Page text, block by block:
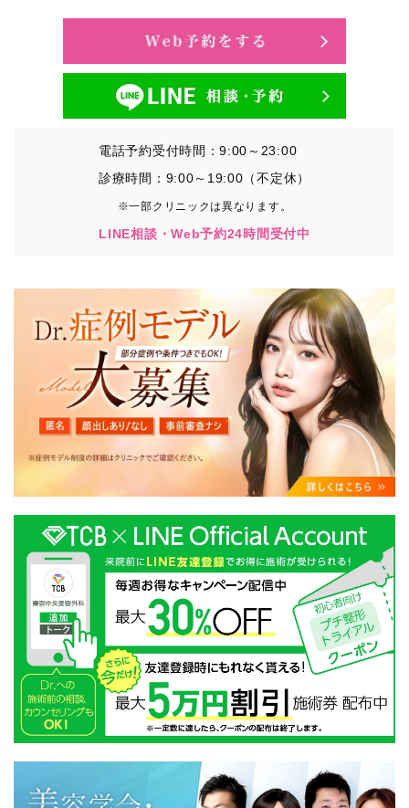
・その他、特定の個人を識別することができる情報
②TCBグループが各種サービスの利用に関連して取得す
日時、閲覧履歴等に関連する情報
（これには、Cookie情報、アクセスログ等の利用状況に
関する情報を含みます。）
③TCBグループが第三者から間接的に収集する情報
患者様の同意を得た上で、以下の情報をパブリックDMP
・患者様の閲覧履歴、端末等の情報
【利用目的】
TCBグループは取得情報を以下の目的で利用いたしま
す。
・クリニックの来院予約、医療サービスの提供、医療関
連商品の販売、アフターケア対応、これらに付随する諸
対応等のサービス提供のため
・医療サービスの提供に関する他の医療機関、検査機関
及び研究機関との連携のため
・サービス向上を目的とした医療サービス・販売する医
療関連商品に関する患者様へのアンケートの送受信及び
これに付随する諸対応のため
・Cookie等の技術を用いたアクセス履歴、閲覧記録等に
関する情報の収集、分析
・閲覧記録等から趣味・嗜好を分析した情報を使用して
の広告に利用するため
・お問い合わせ又はご意見の内容確認及びその対応のた
め
・患者様のサービス利用状況の分析及び症例研究のため
・広告、宣伝、マーケティングのため
電話予約受付時間：9:00～23:00
診療時間：9:00～19:00（不定休）
※一部クリニックは異なります。
LINE相談・Web予約24時間受付中